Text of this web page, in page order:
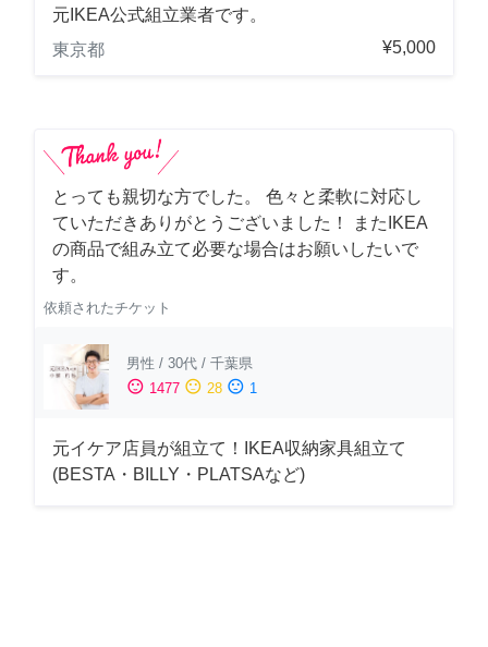
元IKEA公式組立業者です。
東京都
¥5,000
とっても親切な方でした。 色々と柔軟に対応し
ていただきありがとうございました！ またIKEA
の商品で組み立て必要な場合はお願いしたいで
す。
依頼されたチケット
男性 / 30代 / 千葉県
sentiment_satisfied 1477 sentiment_neutral 28 sentiment_dissatisfied 1
元イケア店員が組立て！IKEA収納家具組立て
(BESTA・BILLY・PLATSAなど)